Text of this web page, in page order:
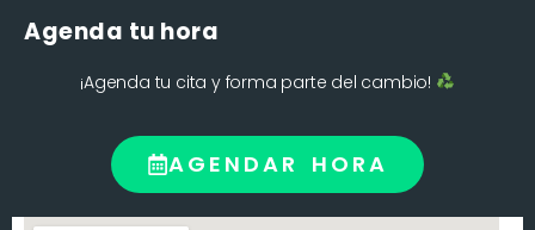
Agenda tu hora
¡Agenda tu cita y forma parte del cambio!
AGENDAR HORA